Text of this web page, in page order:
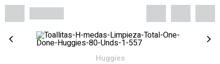
huggies